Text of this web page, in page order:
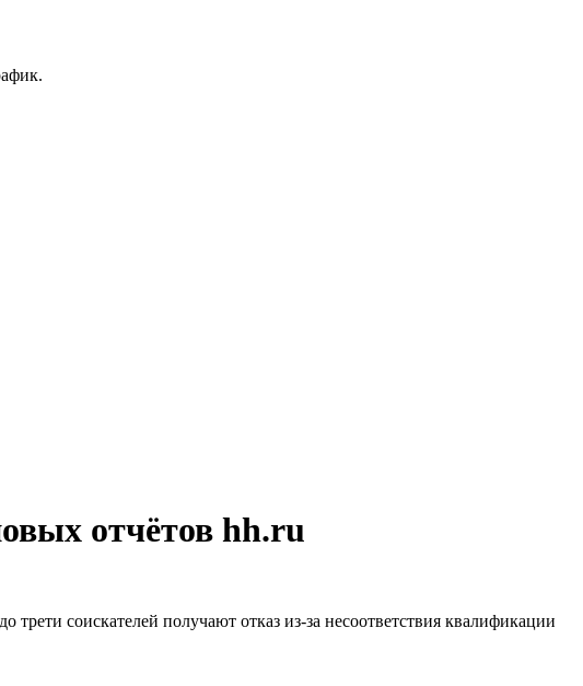
отчётов hh.ru
соискателей получают отказ из-за несоответствия квалификации